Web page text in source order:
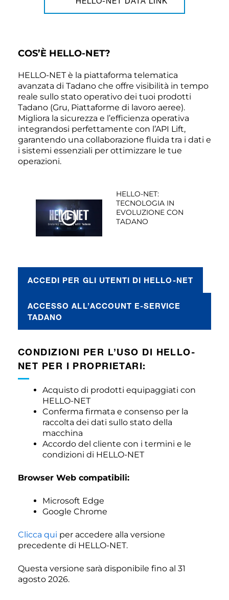
COS’È HELLO-NET?
HELLO-NET è la piattaforma telematica
avanzata di Tadano che offre visibilità in tempo
reale sullo stato operativo dei tuoi prodotti
Tadano (Gru, Piattaforme di lavoro aeree).
Migliora la sicurezza e l’efficienza operativa
integrandosi perfettamente con l’API Lift,
garantendo una collaborazione fluida tra i dati e
i sistemi essenziali per ottimizzare le tue
operazioni.
HELLO-NET:
TECNOLOGIA IN
EVOLUZIONE CON
TADANO
ACCEDI PER GLI UTENTI DI HELLO-NET
ACCESSO ALL’ACCOUNT E-SERVICE
TADANO
CONDIZIONI PER L’USO DI HELLO-
NET PER I PROPRIETARI:
Acquisto di prodotti equipaggiati con
HELLO-NET
Conferma firmata e consenso per la
raccolta dei dati sullo stato della
macchina
Accordo del cliente con i termini e le
condizioni di HELLO-NET
Browser Web compatibili:
Microsoft Edge
Google Chrome
Clicca qui per accedere alla versione
precedente di HELLO-NET.
Questa versione sarà disponibile fino al 31
agosto 2026.